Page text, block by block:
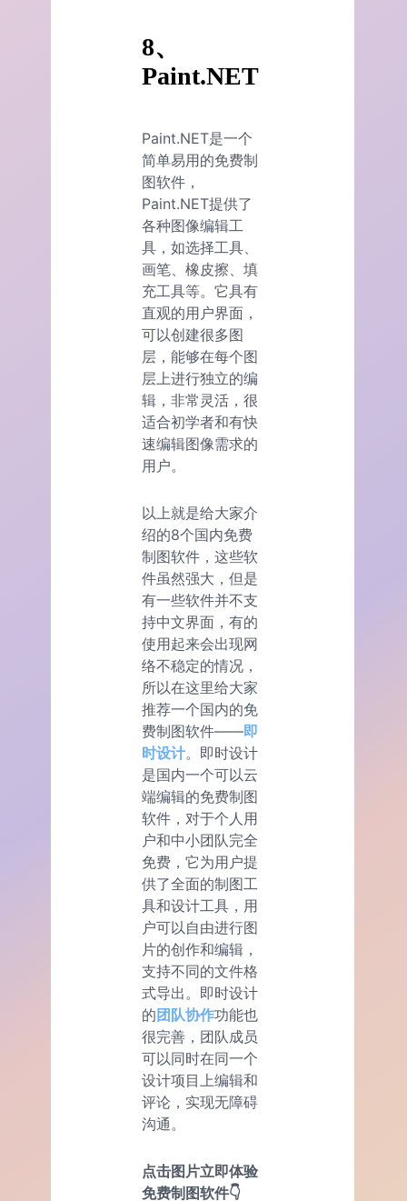
8、
Paint.NET
Paint.NET是一个
简单易用的免费制
图软件，
Paint.NET提供了
各种图像编辑工
具，如选择工具、
画笔、橡皮擦、填
充工具等。它具有
直观的用户界面，
可以创建很多图
层，能够在每个图
层上进行独立的编
辑，非常灵活，很
适合初学者和有快
速编辑图像需求的
用户。
以上就是给大家介
绍的8个国内免费
制图软件，这些软
件虽然强大，但是
有一些软件并不支
持中文界面，有的
使用起来会出现网
络不稳定的情况，
所以在这里给大家
推荐一个国内的免
费制图软件——即
时设计。即时设计
是国内一个可以云
端编辑的免费制图
软件，对于个人用
户和中小团队完全
免费，它为用户提
供了全面的制图工
具和设计工具，用
户可以自由进行图
片的创作和编辑，
支持不同的文件格
式导出。即时设计
的团队协作功能也
很完善，团队成员
可以同时在同一个
设计项目上编辑和
评论，实现无障碍
沟通。
点击图片立即体验
免费制图软件👇